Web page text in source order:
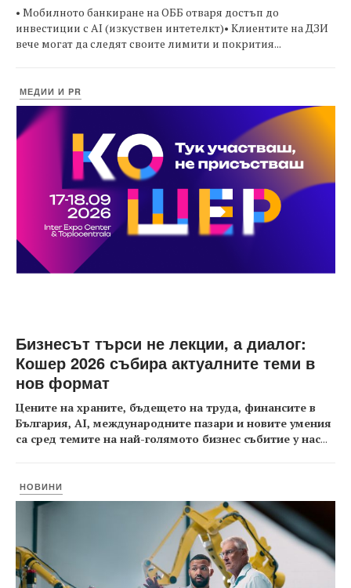
• Мобилното банкиране на ОББ отваря достъп до
инвестиции с AI (изкуствен интетелкт)• Клиентите на ДЗИ
вече могат да следят своите лимити и покрития...
МЕДИИ И PR
Бизнесът търси не лекции, а диалог:
Кошер 2026 събира актуалните теми в
нов формат
Цените на храните, бъдещето на труда, финансите в
България, AI, международните пазари и новите умения
са сред темите на най-голямото бизнес събитие у нас...
НОВИНИ